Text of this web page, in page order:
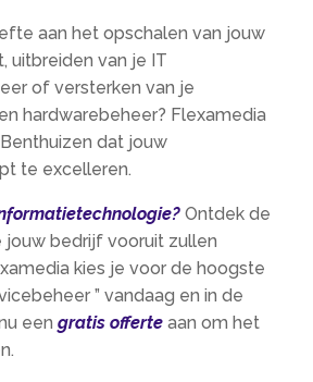
aan het opschalen van jouw
uitbreiden van je IT
of versterken van je
hardwarebeheer? Flexamedia
dat jouw
te excelleren.​
Ontdek de
bedrijf vooruit zullen
kies je voor de hoogste
” vandaag en in de
eengratis offerte aan om het